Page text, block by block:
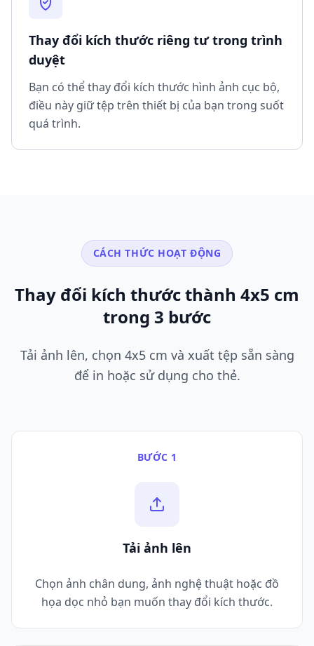
Thay đổi kích thước riêng tư trong trình
duyệt
Bạn có thể thay đổi kích thước hình ảnh cục bộ,
điều này giữ tệp trên thiết bị của bạn trong suốt
quá trình.
CÁCH THỨC HOẠT ĐỘNG
Thay đổi kích thước thành 4x5 cm
trong 3 bước
Tải ảnh lên, chọn 4x5 cm và xuất tệp sẵn sàng
để in hoặc sử dụng cho thẻ.
BƯỚC 1
Tải ảnh lên
Chọn ảnh chân dung, ảnh nghệ thuật hoặc đồ
họa dọc nhỏ bạn muốn thay đổi kích thước.